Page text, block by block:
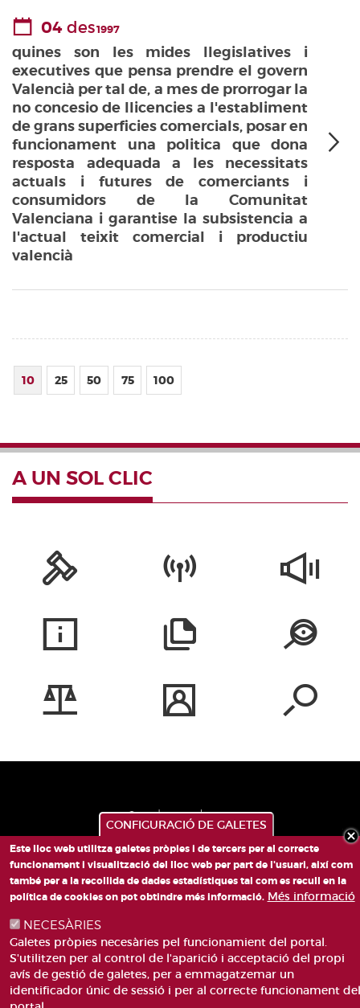
04 des1997
quines son les mides llegislatives i
executives que pensa prendre el govern
Valencià per tal de, a mes de prorrogar la
no concesio de llicencies a l'establiment
de grans superficies comercials, posar en
funcionament una politica que dona
resposta adequada a les necessitats
actuals i futures de comerciants i
consumidors de la Comunitat
Valenciana i garantise la subsistencia a
l'actual teixit comercial i productiu
valencià
10 25 50 75 100
A UN SOL CLIC
PLAÇA DE SANT LLORENÇ, 4 VALÈNCIA 46003
CONFIGURACIÓ DE GALETES
Este lloc web utilitza galetes pròpies i de tercers per al correcte
funcionament i visualització del lloc web per part de l'usuari, així com
també per a la recollida de dades estadístiques tal com es recull en la
política de cookies on pot obtindre més informació. Més informació
NECESÀRIES
Galetes pròpies necesàries pel funcionamient del portal.
S'utilitzen per al control de l'aparició i acceptació del propi
avís de gestió de galetes, per a emmagatzemar un
identificador únic de sessió i per al correcte funcionament del